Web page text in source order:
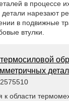
в процессе
нарезают
в подвижные
втулки.
к области